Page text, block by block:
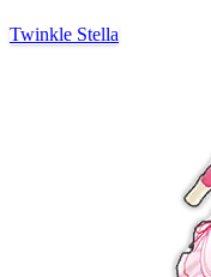
Twinkle Stella